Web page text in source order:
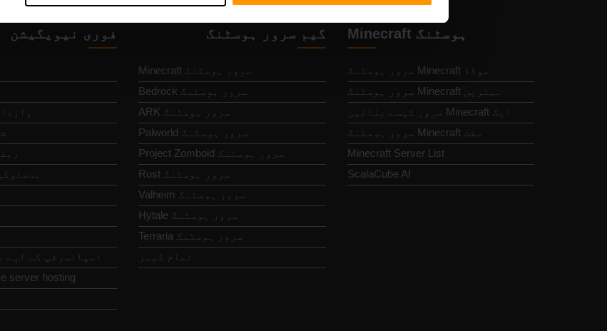
فوری نیویگیشن
اسپانسرشپ کے لیے
server hosting
گیم سرور ہوسٹنگ
Minecraft سرور ہوسٹنگ
Bedrock سرور ہوسٹنگ
ARK سرور ہوسٹنگ
Palworld سرور ہوسٹنگ
Project Zomboid سرور ہوسٹنگ
Rust سرور ہوسٹنگ
Valheim سرور ہوسٹنگ
Hytale سرور ہوسٹنگ
Terraria سرور ہوسٹنگ
تمام گیمز
Minecraft ہوسٹنگ
موڈڈ Minecraft سرور ہوسٹنگ
بہترین Minecraft سرور ہوسٹنگ
ایک Minecraft سرور کیسے بنائیں
مفت Minecraft سرور ہوسٹنگ
Minecraft Server List
ScalaCube AI